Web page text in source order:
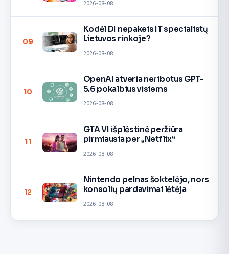
2026-08-08
09
Kodėl DI nepakeis IT specialistų
Lietuvos rinkoje?
2026-08-08
10
OpenAI atveria neribotus GPT-
5.6 pokalbius visiems
2026-08-08
11
GTA VI išplėstinė peržiūra
pirmiausia per „Netflix“
2026-08-08
12
Nintendo pelnas šoktelėjo, nors
konsolių pardavimai lėtėja
2026-08-08